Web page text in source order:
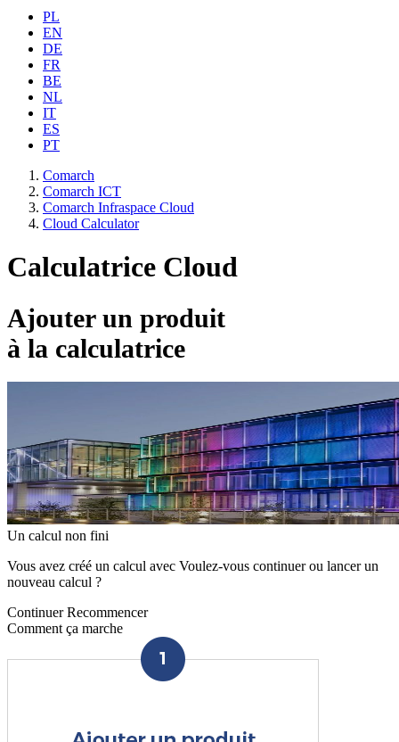
PL
EN
DE
FR
BE
NL
IT
ES
PT
Comarch
Comarch ICT
Comarch Infraspace Cloud
Cloud Calculator
Calculatrice Cloud
Ajouter un produit
à la calculatrice
Un calcul non fini
Vous avez créé un calcul avec Voulez-vous continuer ou lancer un
nouveau calcul ?
Continuer Recommencer
Comment ça marche